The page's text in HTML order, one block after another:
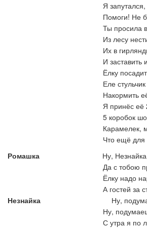
Я запутался,
Помоги! Не будь
Ты просила всех
Из лесу нести
Их в гирлянды
И заставить их
Ёлку посадить за
Еле стульчик ей
Накормить её от
Я принёс её 2
5 коробок
Карамелек,
Что ещё для пуза
Ромашка
Ну,
Да с тобою
Ёлку надо
А гостей за стол
Незнайка
Ну,
Ну, подумаешь,
С утра я по лесу